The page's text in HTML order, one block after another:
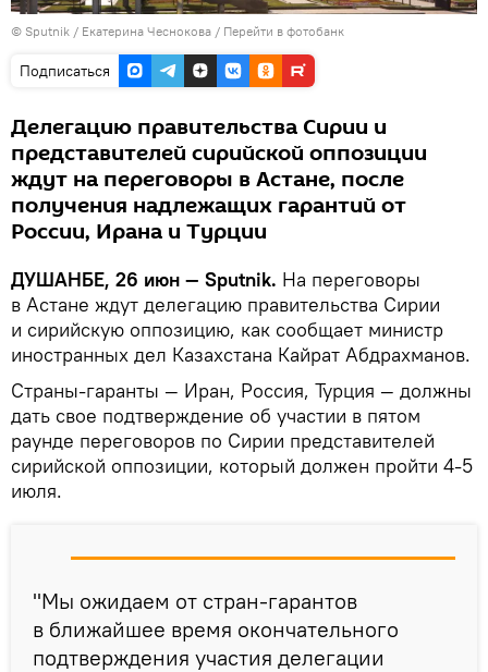
© Sputnik / Екатерина Чеснокова / Перейти в фотобанк
Подписаться
Делегацию правительства Сирии и
представителей сирийской оппозиции
ждут на переговоры в Астане, после
получения надлежащих гарантий от
России, Ирана и Турции
ДУШАНБЕ, 26 июн — Sputnik. На переговоры
в Астане ждут делегацию правительства Сирии
и сирийскую оппозицию, как сообщает министр
иностранных дел Казахстана Кайрат Абдрахманов.
Страны-гаранты — Иран, Россия, Турция — должны
дать свое подтверждение об участии в пятом
раунде переговоров по Сирии представителей
сирийской оппозиции, который должен пройти 4-5
июля.
"Мы ожидаем от стран-гарантов
в ближайшее время окончательного
подтверждения участия делегации